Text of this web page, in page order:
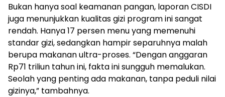
Bukan hanya soal keamanan pangan, laporan CISDI
juga menunjukkan kualitas gizi program ini sangat
rendah. Hanya 17 persen menu yang memenuhi
standar gizi, sedangkan hampir separuhnya malah
berupa makanan ultra-proses. “Dengan anggaran
Rp71 triliun tahun ini, fakta ini sungguh memalukan.
Seolah yang penting ada makanan, tanpa peduli nilai
gizinya,” tambahnya.